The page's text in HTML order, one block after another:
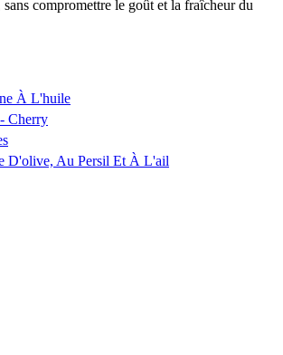
compromettre le goût et la fraîcheur du
À L'huile
Cherry
D'olive, Au Persil Et À L'ail